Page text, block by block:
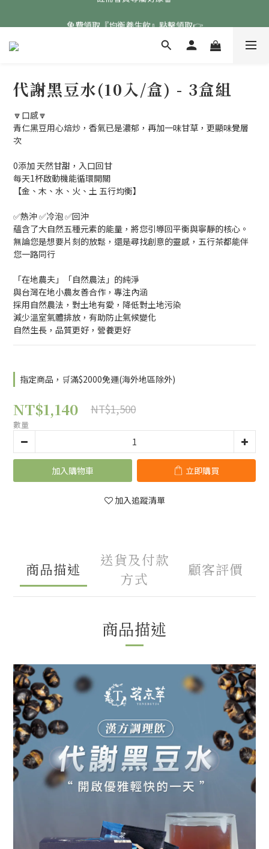
註冊會員專屬好康🧧
代謝黑豆水(10入/盒) - 3盒組
🔽口感🔽
青仁黑豆用心焙炒，香氣已是濃郁，再加一味甘草，更顯味覺層
次
0添加 天然甘甜，入口回甘
每天1杯啟動機能循環開關
【金、木、水、火、土 五行均衡】
✅熱沖 ✅冷泡 ✅回沖
蘊含了大自然五種元素的能量，將您引導回平衡與寧靜的核心。
無論您是想要片刻的放鬆，還是尋找創意的靈感，五行茶都能伴
您一路同行
「在地農夫」「自然農法」的純淨
與台灣在地小農友善合作，專注內涵
採用自然農法，對土地有愛，降低對土地污染
減少溫室氣體排放，有助防止氣候變化
自然生長，品質更好，營養更好
指定商品，🛒滿$2000免運(海外地區除外)
NT$1,140 NT$1,500
數量
加入購物車 立即購買
加入追蹤清單
商品描述
送貨及付款
方式
顧客評價
商品描述